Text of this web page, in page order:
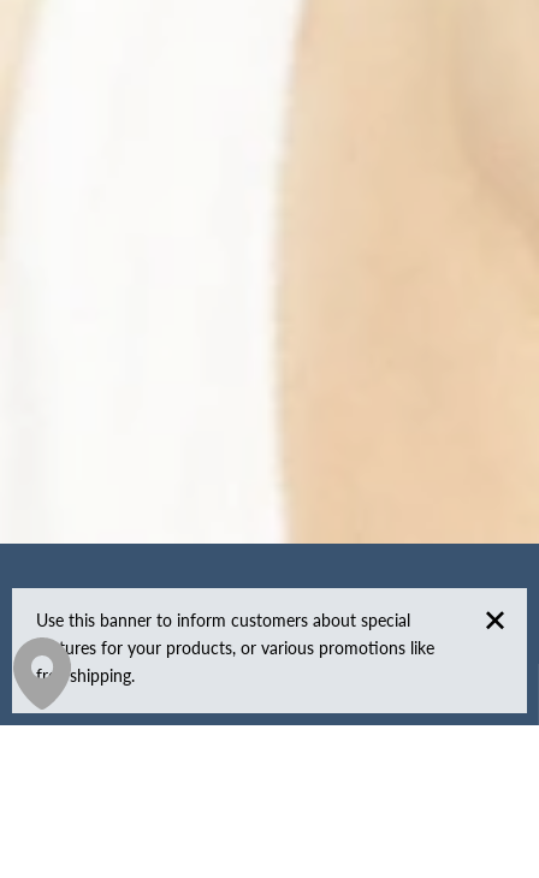
Use this banner to inform customers about special
features for your products, or various promotions like
free shipping.
ON EST SUR LES RÉSEAUX